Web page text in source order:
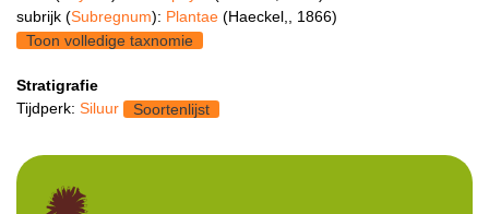
subrijk (Subregnum): Plantae (Haeckel,, 1866)
Toon volledige taxnomie
Stratigrafie
Tijdperk: Siluur Soortenlijst